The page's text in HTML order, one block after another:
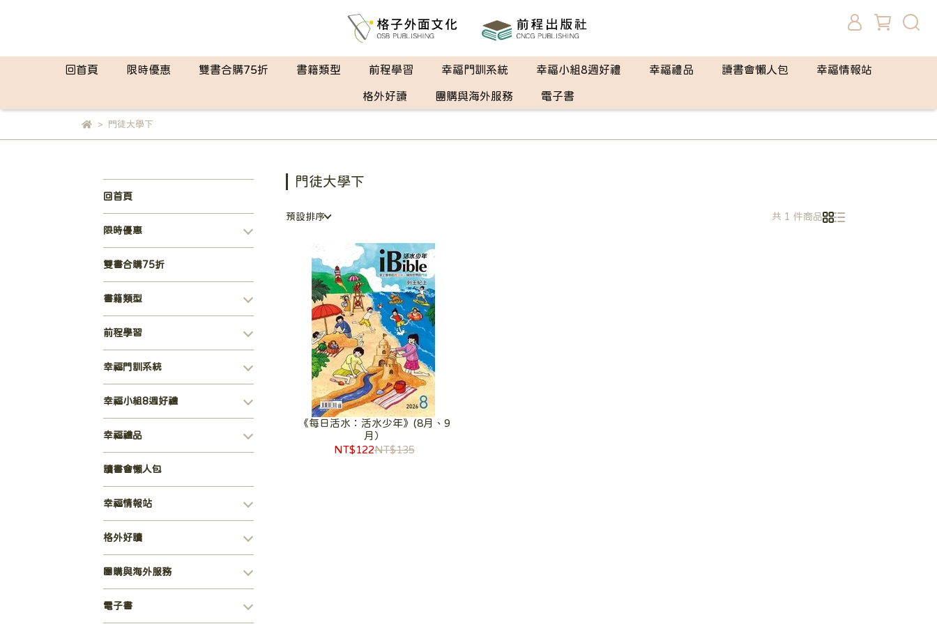
回首頁 限時優惠 雙書合購75折 書籍類型 前程學習 幸福門訓系統 幸福小組8週好禮 幸福禮品 讀書會懶人包 幸福情報站
格外好讀 團購與海外服務 電子書
門徒大學下
回首頁
限時優惠
雙書合購75折
書籍類型
前程學習
幸福門訓系統
幸福小組8週好禮
幸福禮品
讀書會懶人包
幸福情報站
格外好讀
團購與海外服務
電子書
門徒大學下
預設排序 共 1 件商品
《每日活水：活水少年》(8月、9
月）
NT$122NT$135